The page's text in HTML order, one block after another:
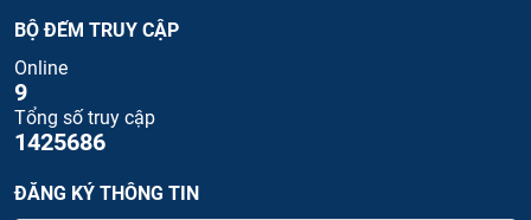
BỘ ĐẾM TRUY CẬP
Online
9
Tổng số truy cập
1425686
ĐĂNG KÝ THÔNG TIN